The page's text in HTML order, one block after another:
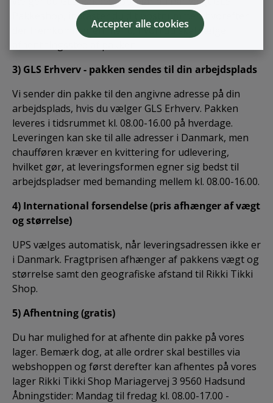
Pakkeshop, indtaster du dit postnummer, hvorefter
der fremkommer en menu, hvori du skal vælge
3) GLS Erhverv - pakken sendes til din arbejdsplads
Vi sender din pakke til den angivne adresse på din
arbejdsplads, hvis du vælger GLS Erhverv. Pakken
leveres i tidsrummet kl. 08.00-16.00 på hverdage.
Leveringen kan ske til alle adresser i Danmark, men
chaufføren kræver en kvittering for udlevering,
hvilket gør, at leveringsformen egner sig bedst til
arbejdspladser med bemanding mellem kl. 08.00-16.00.
4) International forsendelse (pris afhænger af vægt
og størrelse)
UPS vælges automatisk, når leveringsadressen ikke er
i Danmark. Fragtprisen afhænger af pakkens vægt og
størrelse samt den geografiske afstand til Rikki Tikki
Shop.
5) Afhentning (gratis)
Du har mulighed for at afhente din pakke på vores
lager. Bemærk dog, at alle ordrer skal bestilles via
webshoppen og først derefter kan afhentes på vores
lager Rikki Tikki Shop Mariagervej 3 9560 Hadsund
Åbningstider: Mandag til fredag kl. 08.00-17.00 -
Accepter alle cookies